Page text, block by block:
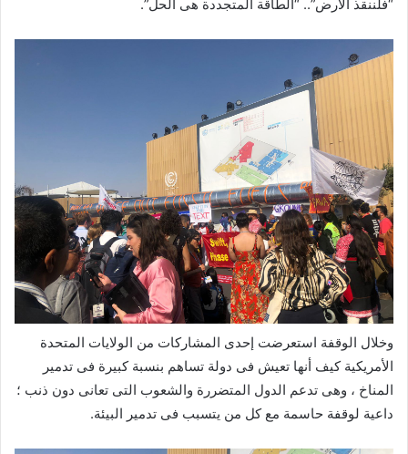
“فلننقذ الأرض”.. “الطاقة المتجددة هى الحل”.
وخلال الوقفة استعرضت إحدى المشاركات من الولايات المتحدة
الأمريكية كيف أنها تعيش فى دولة تساهم بنسبة كبيرة فى تدمير
المناخ ، وهى تدعم الدول المتضررة والشعوب التى تعانى دون ذنب ؛
داعية لوقفة حاسمة مع كل من يتسبب فى تدمير البيئة.